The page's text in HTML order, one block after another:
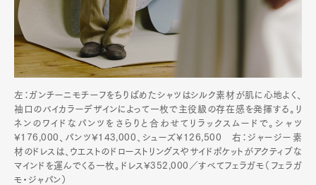
左：ガンチーニモチーフをちりばめたシャツはシルク素材が肌に心地よく、
袖口のバイカラーデザインによって一枚で主役級の存在感を発揮する。リ
ネンのワイドなパンツをさらりと合わせてリラックスムードで。シャツ
¥176,000、パンツ¥143,000、シューズ¥126,500 右：ジャージー素
材のドレスは、ウエストのドローストリングスやサイドポケットがアクティブな
マインドを運んでくる一枚。ドレス¥352,000／すべてフェラガモ（フェラガ
モ・ジャパン）